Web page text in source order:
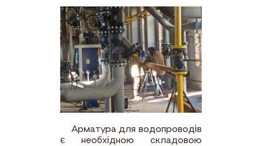
Арматура для водопроводів
є необхідною складовою